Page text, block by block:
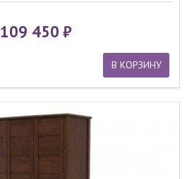
109 450
В КОРЗИНУ